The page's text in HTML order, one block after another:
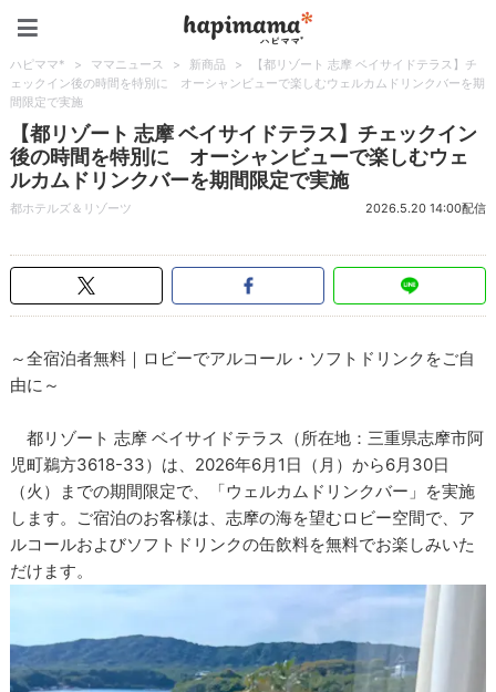
ハピママ* > ママニュース > 新商品 >
【都リゾート 志摩 ベイサイドテラス】チ
ェックイン後の時間を特別に オーシャンビューで楽しむウェルカムドリンクバーを期
間限定で実施
【都リゾート 志摩 ベイサイドテラス】チェックイン
後の時間を特別に オーシャンビューで楽しむウェ
ルカムドリンクバーを期間限定で実施
都ホテルズ＆リゾーツ 2026.5.20 14:00配信
～全宿泊者無料｜ロビーでアルコール・ソフトドリンクをご自
由に～
都リゾート 志摩 ベイサイドテラス（所在地：三重県志摩市阿
児町鵜方3618-33）は、2026年6月1日（月）から6月30日
（火）までの期間限定で、「ウェルカムドリンクバー」を実施
します。ご宿泊のお客様は、志摩の海を望むロビー空間で、ア
ルコールおよびソフトドリンクの缶飲料を無料でお楽しみいた
だけます。